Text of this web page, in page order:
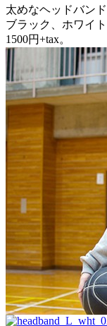
太めなヘッドバン
ブラック、ホワイ
1500円+tax。